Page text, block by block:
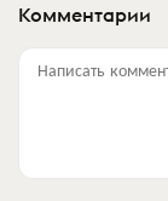
Комментарии
Написать